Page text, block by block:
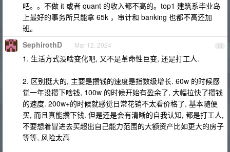
吧。。不做 it 或者 quant 的收入都不高的。top1 建筑系毕业岛
上最好的事务所只能拿 65k ，审计和 banking 也都不高还加
班。
13
SephirothD Mar 12, 2024
1. 生活方式没啥变化吧, 又不是革命性巨变, 还是打工人.
2. 区别挺大的, 主要是攒钱的速度是指数级增长. 60w 的时候感
觉一年没攒下啥钱, 100w 的时候开始有盈余了, 大幅拉快了攒钱
的速度. 200w+的时候就感觉日常花销不太看价格了, 基本随便
买, 而且真能攒下钱. 但是还是会有清晰的自我认知, 都是打工人,
不要想着冒进去买超出自己能力范围的大额资产比如更大的房子
等等, 风险太高